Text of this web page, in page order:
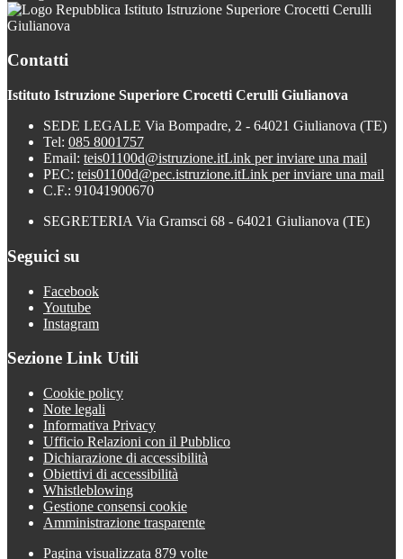
Istituto Istruzione Superiore Crocetti Cerulli
Giulianova
Contatti
Istituto Istruzione Superiore Crocetti Cerulli Giulianova
SEDE LEGALE Via Bompadre, 2 - 64021 Giulianova (TE)
Tel: 085 8001757
Email: teis01100d@istruzione.itLink per inviare una mail
PEC: teis01100d@pec.istruzione.itLink per inviare una mail
C.F.: 91041900670
SEGRETERIA Via Gramsci 68 - 64021 Giulianova (TE)
Seguici su
Facebook
Youtube
Instagram
Sezione Link Utili
Cookie policy
Note legali
Informativa Privacy
Ufficio Relazioni con il Pubblico
Dichiarazione di accessibilità
Obiettivi di accessibilità
Whistleblowing
Gestione consensi cookie
Amministrazione trasparente
Pagina visualizzata 879 volte